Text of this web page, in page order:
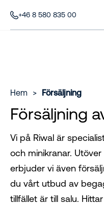
+46 8 580 835 00
Hem > Försäljning
Försäljning
Vi på Riwal är
och minikranar.
erbjuder vi även
du vårt utbud av
tillfället är till salu.